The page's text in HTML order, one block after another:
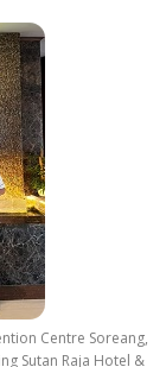
Centre Soreang,
Sutan Raja Hotel &